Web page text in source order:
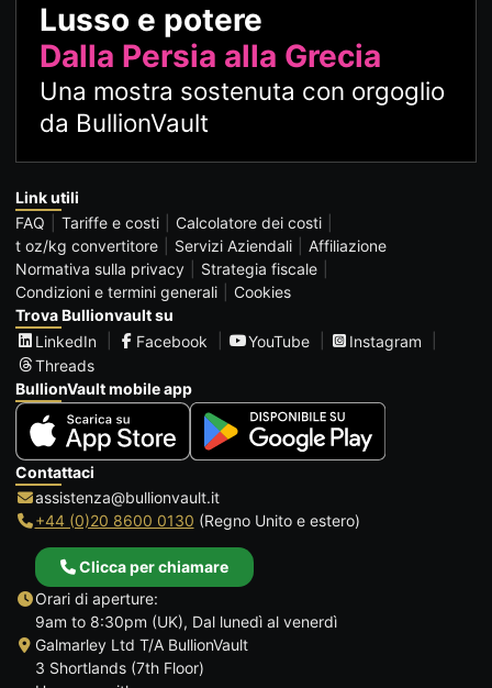
Lusso e potere
Dalla Persia alla Grecia
Una mostra sostenuta con orgoglio
da BullionVault
Link utili
FAQ
Tariffe e costi
Calcolatore dei costi
t oz/kg convertitore
Servizi Aziendali
Affiliazione
Normativa sulla privacy
Strategia fiscale
Condizioni e termini generali
Cookies
Trova Bullionvault su
LinkedIn
Facebook YouTube
Instagram
Threads
BullionVault mobile app
Contattaci
assistenza@bullionvault.it
+44 (0)20 8600 0130 (Regno Unito e estero)
Clicca per chiamare
Orari di aperture:
9am to 8:30pm (UK), Dal lunedì al venerdì
Galmarley Ltd T/A BullionVault
3 Shortlands (7th Floor)